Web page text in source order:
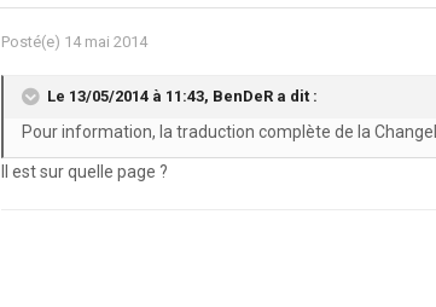
Posté(e) 14 mai 2014
Le 13/05/2014 à 11:43, BenDeR a dit :
Pour information, la traduction complète de la
Il est sur quelle page ?